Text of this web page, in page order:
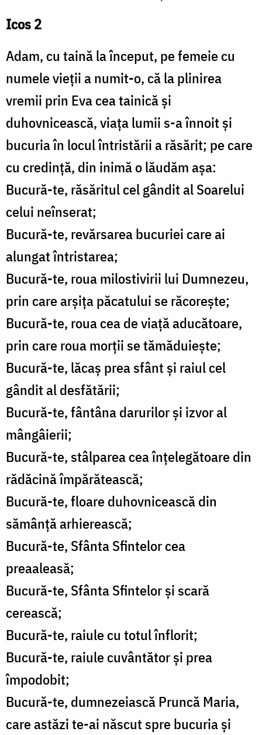
Icos 2
Adam, cu taină la început, pe femeie cu
numele vieții a numit-o, că la plinirea
vremii prin Eva cea tainică și
duhovnicească, viața lumii s-a înnoit și
bucuria în locul întristării a răsărit; pe care
cu credință, din inimă o lăudăm așa:
Bucură-te, răsăritul cel gândit al Soarelui
celui neînserat;
Bucură-te, revărsarea bucuriei care ai
alungat întristarea;
Bucură-te, roua milostivirii lui Dumnezeu,
prin care arșița păcatului se răcorește;
Bucură-te, roua cea de viață aducătoare,
prin care roua morții se tămăduiește;
Bucură-te, lăcaș prea sfânt și raiul cel
gândit al desfătării;
Bucură-te, fântâna darurilor și izvor al
mângâierii;
Bucură-te, stâlparea cea înțelegătoare din
rădăcină împărătească;
Bucură-te, floare duhovnicească din
sămânță arhierească;
Bucură-te, Sfânta Sfintelor cea
preaaleasă;
Bucură-te, Sfânta Sfintelor și scară
cerească;
Bucură-te, raiule cu totul înflorit;
Bucură-te, raiule cuvântător și prea
împodobit;
Bucură-te, dumnezeiască Pruncă Maria,
care astăzi te-ai născut spre bucuria și